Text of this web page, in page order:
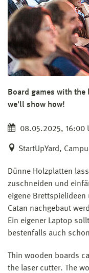
Board games with
we'll show how!
08.05.2025, 16:00
StartUpYard,
Dünne Holzplatten
zuschneiden und
eigene Brettspielideen
Catan nachgebaut
Ein eigener Laptop
bestenfalls auch
Thin wooden boards
the laser cutter. The